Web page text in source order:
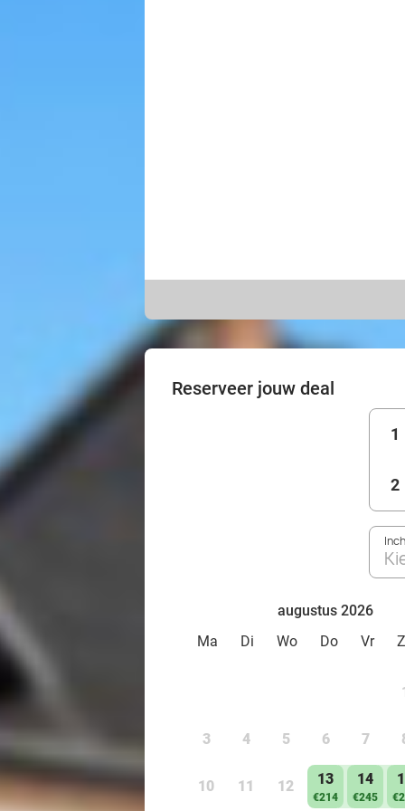
Reserveer jouw deal
1
2
augustus 2026
Ma
Di Wo Do Vr
3 4 5 6 7
10 11 12 13
€214
14
€245